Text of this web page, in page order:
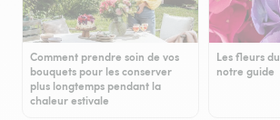
Comment prendre soin de vos
bouquets pour les conserver
plus longtemps pendant la
chaleur estivale
Les fleurs
notre guide